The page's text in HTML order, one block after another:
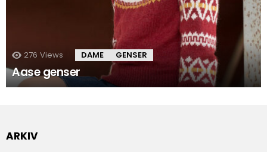
276 Views DAME GENSER
Aase genser
ARKIV